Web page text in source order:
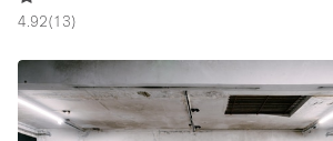
4.92(13)